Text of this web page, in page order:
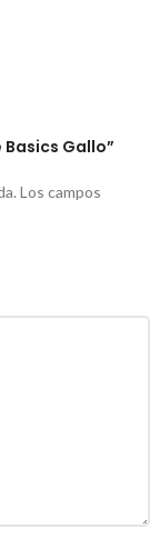
Gallo”
Los campos